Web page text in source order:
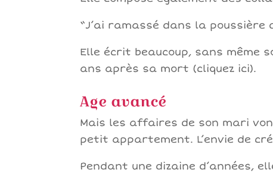
“J’ai ramassé dans la
Elle écrit beaucoup, sans même
ans après sa mort (cliquez ici).
Age avancé
Mais les affaires de son mari
petit appartement. L’envie de
Pendant une dizaine d’années,